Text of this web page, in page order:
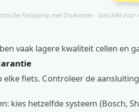
Fietspomp met Drukmeter - Geschikt voor
vaak lagere kwaliteit cellen en
elke fiets. Controleer de
kies hetzelfde systeem (Bosch,